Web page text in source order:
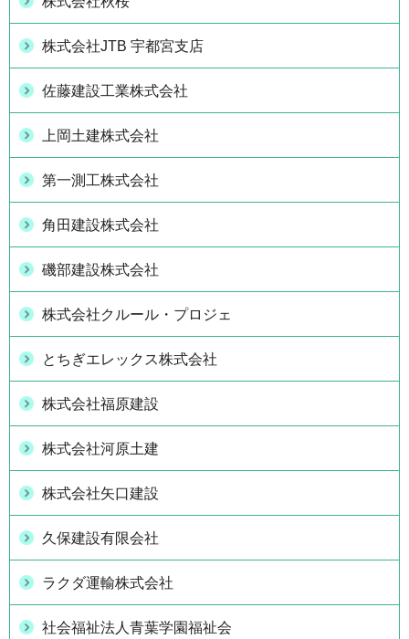
株式会社JTB 宇都宮支店
佐藤建設工業株式会社
上岡土建株式会社
第一測工株式会社
角田建設株式会社
磯部建設株式会社
株式会社クルール・プロジェ
とちぎエレックス株式会社
株式会社福原建設
株式会社河原土建
株式会社矢口建設
久保建設有限会社
ラクダ運輸株式会社
社会福祉法人青葉学園福祉会